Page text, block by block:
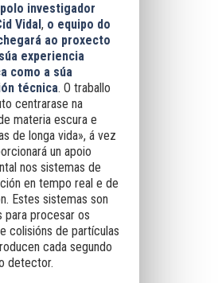
investigador
Vidal, o equipo do
ao proxecto
experiencia
como a súa
técnica. O traballo
centrarase na
materia escura e
de longa vida», á vez
un apoio
nos sistemas de
en tempo real e de
Estes sistemas son
para procesar os
colisións de partículas
cada segundo
detector.